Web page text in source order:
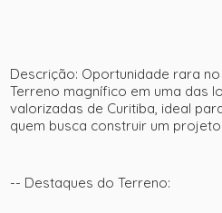
Descrição: Oportunidade rara
Terreno magnífico em uma das
valorizadas de Curitiba, ideal
quem busca construir um
-- Destaques do Terreno: